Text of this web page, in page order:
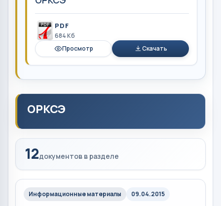
PDF
684 Кб
Просмотр
Скачать
ОРКСЭ
12документов в разделе
Информационные материалы 09.04.2015